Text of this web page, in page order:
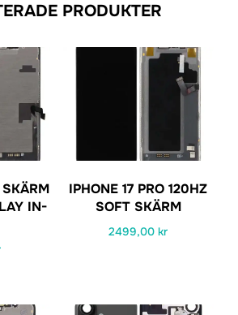
PRODUKTER
IN-
IPHONE 17 PRO 120HZ
SOFT SKÄRM
2499,00kr